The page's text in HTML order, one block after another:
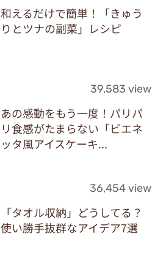
和えるだけで簡単！「きゅう
りとツナの副菜」レシピ
39,583 view
あの感動をもう一度！パリパ
リ食感がたまらない「ビエネ
ッタ風アイスケーキ...
36,454 view
「タオル収納」どうしてる？
使い勝手抜群なアイデア7選